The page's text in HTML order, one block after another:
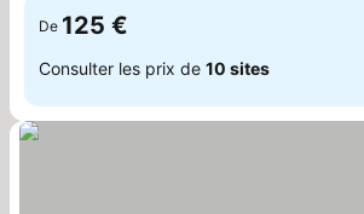
De 125 €
Consulter les prix de 10 sites